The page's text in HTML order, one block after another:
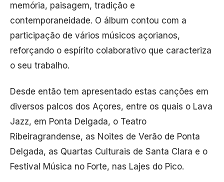
memória, paisagem, tradição e
contemporaneidade. O álbum contou com a
participação de vários músicos açorianos,
reforçando o espírito colaborativo que caracteriza
o seu trabalho.
Desde então tem apresentado estas canções em
diversos palcos dos Açores, entre os quais o Lava
Jazz, em Ponta Delgada, o Teatro
Ribeiragrandense, as Noites de Verão de Ponta
Delgada, as Quartas Culturais de Santa Clara e o
Festival Música no Forte, nas Lajes do Pico.